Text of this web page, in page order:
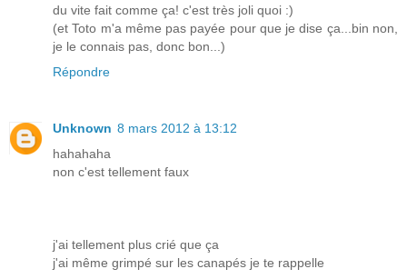
du vite fait comme ça! c'est très joli quoi :)
(et Toto m'a même pas payée pour que je dise ça...bin non,
je le connais pas, donc bon...)
Répondre
Unknown 8 mars 2012 à 13:12
hahahaha
non c'est tellement faux
j'ai tellement plus crié que ça
j'ai même grimpé sur les canapés je te rappelle